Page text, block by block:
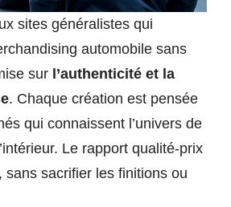
sites généralistes qui
automobile sans
sur l’authenticité et la
. Chaque création est pensée
qui connaissent l’univers de
Le rapport qualité-prix
sans sacrifier les finitions ou